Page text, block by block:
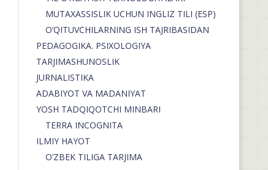
MUTAXASSISLIK UCHUN INGLIZ TILI (ESP)
O’QITUVCHILARNING ISH TAJRIBASIDAN
PEDAGOGIKA. PSIXOLOGIYA
TARJIMASHUNOSLIK
JURNALISTIKA
ADABIYOT VA MADANIYAT
YOSH TADQIQOTCHI MINBARI
TERRA INCOGNITA
ILMIY HAYOT
O’ZBEK TILIGA TARJIMA